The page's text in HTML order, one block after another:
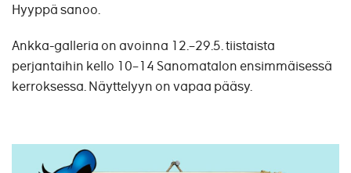
Hyyppä sanoo.
Ankka-galleria on avoinna 12.–29.5. tiistaista
perjantaihin kello 10–14 Sanomatalon ensimmäisessä
kerroksessa. Näyttelyyn on vapaa pääsy.